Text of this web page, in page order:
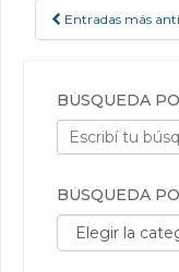
POSTS
Entradas más
BÚSQUEDA
BÚSQUEDA
Búsqueda por